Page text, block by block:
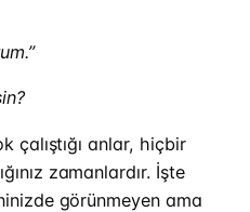
çalıştığı anlar, hiçbir
zamanlardır. İşte
görünmeyen ama